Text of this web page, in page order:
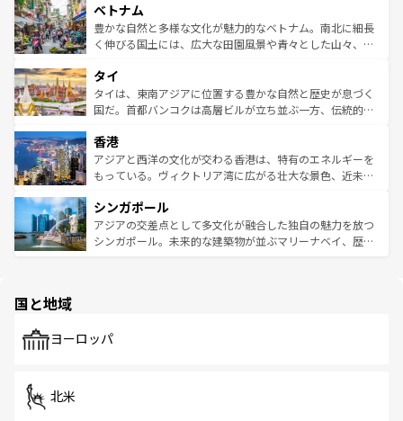
参照してほしい。
容にもいいと評判のスイーツなど、バラエティ豊かな料理
が味わえる。 なお、新着の台湾情報は コンテンツ一覧を参
照してほしい。
き、地方に足を延ばせば四季折々の自然美を楽しむことが
できる。そして、キムチや焼肉、絶品のストリートフード
まで、さまざまな韓国料理が待っている。夜には、韓国な
リティに包まれながら、韓国の多彩な魅力を心ゆくまで味
わってみてほしい。 なお、新着の韓国情報はコンテンツ一
覧を参照してほしい。
ベトナム
豊かな自然と多様な文化が魅力的なベトナム。南北に細長
く伸びる国土には、広大な田園風景や青々とした山々、世
急速な発展と共に伝統が息づく。ハノイの古い町並みやホ
ーチミン市のフランス統治時代の建物も、独特の雰囲気を
醸し出している。また、バラエティの豊かさとおいしさで
とつ。フォーやバインミー、ベトナムコーヒーなどは、ぜ
ひ現地で味わいたい。どの地域を訪れてもあたたかい人々
が旅行者を迎えてくれるので、きっと忘れられない旅にな
参照してほしい。
タイ
タイは、東南アジアに位置する豊かな自然と歴史が息づく
国だ。首都バンコクは高層ビルが立ち並ぶ一方、伝統的な
の活気が交差している。北部ではチェンマイなどの山岳地
帯で自然と触れ合い、南部ではプーケットやクラビの美し
いビーチでリゾート気分を楽しむことができる。タイ料理
激する。気候は一年中温暖で、どの季節にも異なる楽しみ
が待っている。親しみやすいタイの人々、仏教を中心とし
た文化、そして多様な観光資源が、訪れる旅人を魅了し続
香港
アジアと西洋の文化が交わる香港は、特有のエネルギーを
もっている。ヴィクトリア湾に広がる壮大な景色、近未来
み、どこを訪れても感動するはず。観光スポットが密集し
ており、効率よく見どころを回れるのも魅力。息をのむよ
うな絶景から文化的な体験まで、香港を存分に楽しみ尽く
シンガポール
アジアの交差点として多文化が融合した独自の魅力を放つ
シンガポール。未来的な建築物が並ぶマリーナベイ、歴史
で、ホーカーズは地元の風情を楽しめる外せないスポット
国と地域
ヨーロッパ
北米